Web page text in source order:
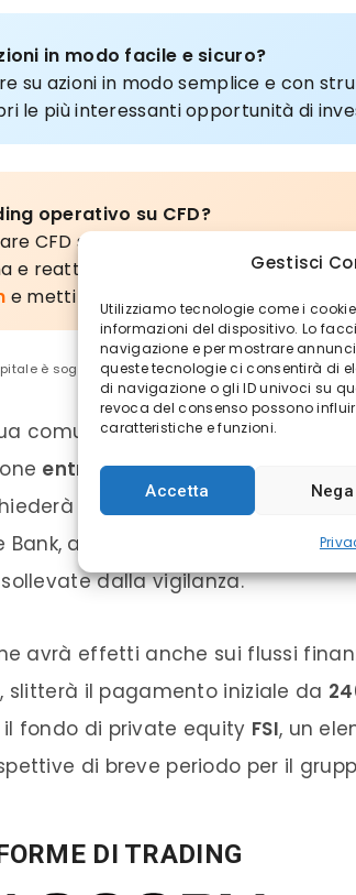
Gestisci
Utilizziamo tecnologie come i
informazioni del dispositivo. Lo
navigazione e per mostrare
queste tecnologie ci consentirà di
di navigazione o gli ID univoci su
revoca del consenso possono
caratteristiche e funzioni.
Accetta Nega
in modo facile e sicuro?
su azioni in modo semplice e con
le più interessanti opportunità di
operativo su CFD?
CFD su azioni, indici, crypto e
e reattiva.
e metti alla prova la tua strategia.
è soggetto a perdita. Investi in modo
comunque a mostrarsi fiducioso,
entro il secondo trimestre 2026
“buon senso” e condizioni
appare però
dalla vigilanza.
avrà effetti anche sui flussi
slitterà il pagamento iniziale da
fondo di private equity FSI, un
di breve periodo per il
DI TRADING